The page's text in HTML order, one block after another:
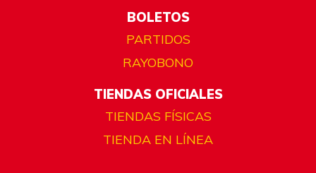
BOLETOS
PARTIDOS
RAYOBONO
TIENDAS OFICIALES
TIENDAS FÍSICAS
TIENDA EN LÍNEA